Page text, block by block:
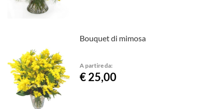
Bouquet di mimosa
A partire da:
€ 25,00